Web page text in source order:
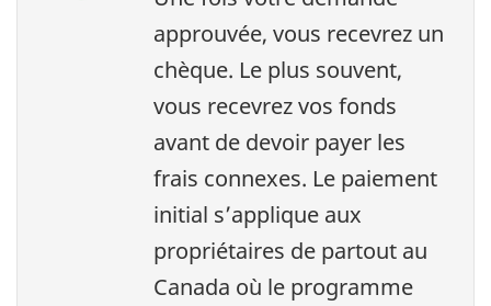
approuvée, vous recevrez un
chèque. Le plus souvent,
vous recevrez vos fonds
avant de devoir payer les
frais connexes. Le paiement
initial s’applique aux
propriétaires de partout au
Canada où le programme